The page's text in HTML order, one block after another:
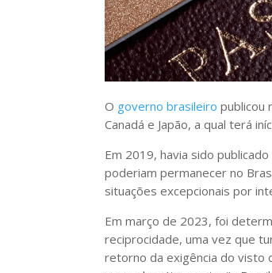
O governo brasileiro publicou
Canadá e Japão, a qual terá
Em 2019, havia sido
poderiam permanecer no
situações excepcionais por
Em março de 2023, foi
reciprocidade, uma vez que
retorno da exigência do visto